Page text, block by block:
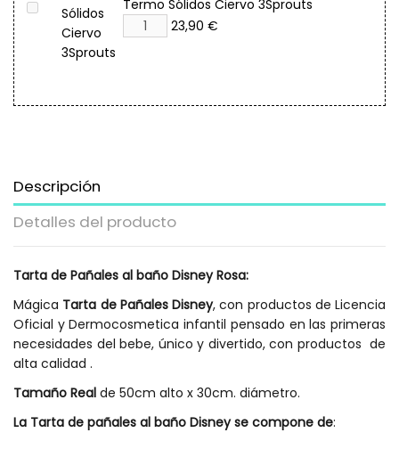
Termo Sólidos Ciervo 3Sprouts
23,90 €
Descripción
Detalles del producto
Tarta de Pañales al baño Disney Rosa:
Mágica Tarta de Pañales Disney, con productos de Licencia
Oficial y Dermocosmetica infantil pensado en las primeras
necesidades del bebe, único y divertido, con productos de
alta calidad .
Tamaño Real de 50cm alto x 30cm. diámetro.
La Tarta de pañales al baño Disney se compone de: